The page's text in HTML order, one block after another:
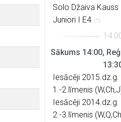
Solo Džaiva Kauss
Juniori I E4 (5)
Sākums 14:00,
Iesācēji 2015.dz.g.
1.-2.līmenis
Iesācēji 2014.dz.g.
2.-3.līmenis